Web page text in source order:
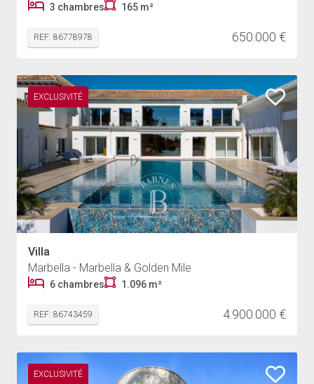
3 chambres 165 m²
REF: 86778978 650.000 €
EXCLUSIVITÉ
Villa
Marbella - Marbella & Golden Mile
6 chambres 1.096 m²
REF: 86743459 4.900.000 €
EXCLUSIVITÉ